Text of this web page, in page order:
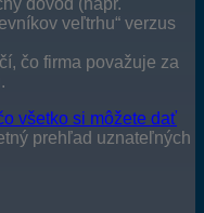
veľtrhu“ verzus
čo firma považuje za
všetko si môžete dať
prehľad uznateľných